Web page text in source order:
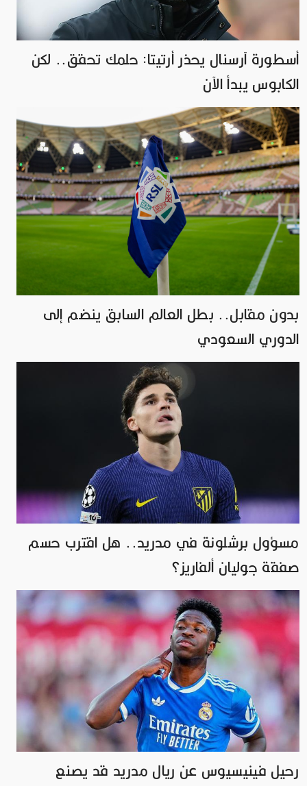
أسطورة آرسنال يحذر أرتيتا: حلمك تحقق.. لكن
الكابوس يبدأ الآن
بدون مقابل.. بطل العالم السابق ينضم إلى
الدوري السعودي
مسؤول برشلونة في مدريد.. هل اقترب حسم
صفقة جوليان ألفاريز؟
رحيل فينيسيوس عن ريال مدريد قد يصنع